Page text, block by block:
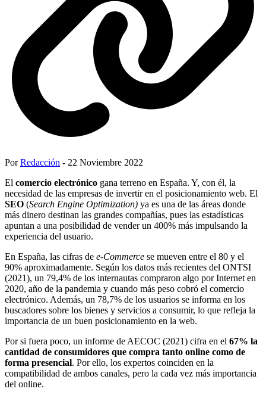
PorRedacción - 22 Noviembre 2022
El comercio electrónico gana terreno en España. Y, con él, la
necesidad de las empresas de invertir en el posicionamiento web. El
SEO (Search Engine Optimization) ya es una de las áreas donde
más dinero destinan las grandes compañías, pues las estadísticas
apuntan a una posibilidad de vender un 400% más impulsando la
experiencia del usuario.
En España, las cifras de e-Commerce se mueven entre el 80 y el
90% aproximadamente. Según los datos más recientes del ONTSI
(2021), un 79,4% de los internautas compraron algo por Internet en
2020, año de la pandemia y cuando más peso cobró el comercio
electrónico. Además, un 78,7% de los usuarios se informa en los
buscadores sobre los bienes y servicios a consumir, lo que refleja la
importancia de un buen posicionamiento en la web.
Por si fuera poco, un informe de AECOC (2021) cifra en el 67% la
cantidad de consumidores que compra tanto online como de
forma presencial. Por ello, los expertos coinciden en la
compatibilidad de ambos canales, pero la cada vez más importancia
del online.